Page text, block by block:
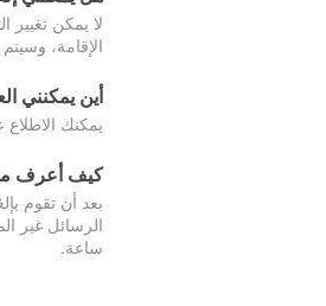
لا يمكن تغيير
الإقامة،
أين يمكنني
يمكنك
كيف أعرف ما
بعد أن تقوم
ساعة.